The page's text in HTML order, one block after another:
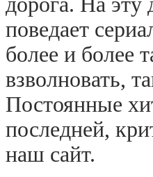
поведает
более и более
взволновать,
Постоянные
последней,
наш сайт.